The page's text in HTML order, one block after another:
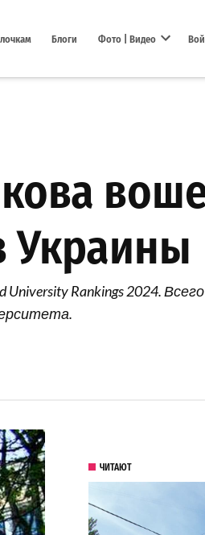
Блоги Фото | Видео
Украины
Rankings 2024.
ЧИТАЮТ